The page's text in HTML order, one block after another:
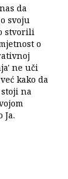
da
svoju
stvorili
o
ne uči
kako da
na